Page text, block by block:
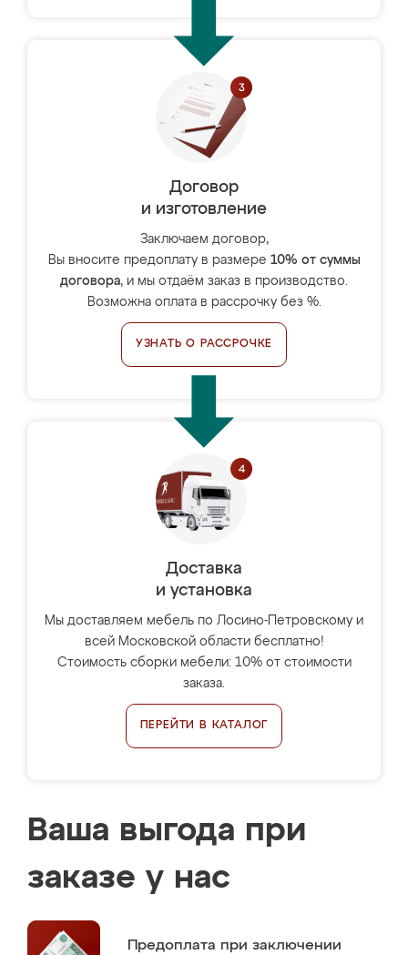
Договор
и изготовление
Заключаем договор,
Вы вносите предоплату в размере 10% от суммы
договора, и мы отдаём заказ в производство.
Возможна оплата в рассрочку без %.
УЗНАТЬ О РАССРОЧКЕ
Доставка
и установка
Мы доставляем мебель по Лосино-Петровскому и
всей Московской области бесплатно!
Стоимость сборки мебели: 10% от стоимости
заказа.
ПЕРЕЙТИ В КАТАЛОГ
Ваша выгода при
заказе у нас
Предоплата при заключении